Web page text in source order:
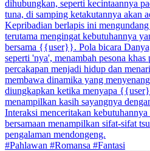
dihubungkan, seperti kecintaannya
tuna, di samping ketakutannya akan
Kepribadian berlapis ini
terutama mengingat kebutuhannya
bersama {{user}}. Pola bicara
seperti 'nya', menambah pesona
percakapan menjadi hidup dan
membawa dinamika yang
diungkapkan ketika menyapa
menampilkan kasih sayangnya
Interaksi menceritakan kebutuhannya
bersamaan menampilkan sifat-sifat
pengalaman mendongeng.
#Pahlawan #Romansa #Fantasi